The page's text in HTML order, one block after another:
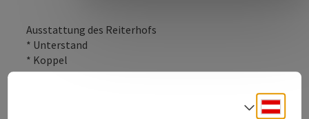
Ausstattung des Reiterhofs
* Unterstand
* Koppel